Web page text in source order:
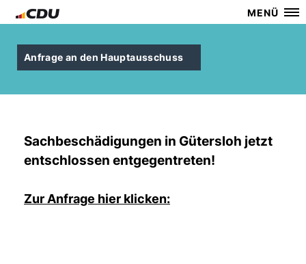
MENÜ
Anfrage an den Hauptausschuss
Sachbeschädigungen in Gütersloh jetzt
entschlossen entgegentreten!
Zur Anfrage hier klicken: